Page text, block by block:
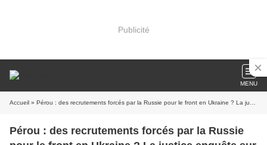
Publicité
MENU
Accueil » Pérou : des recrutements forcés par la Russie pour le front en Ukraine ? La justice enquête sur des soupçons de trafic d'êtres humains
Pérou : des recrutements forcés par la Russie